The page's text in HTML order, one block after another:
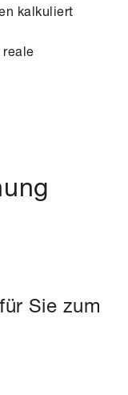
kalkuliert
reale
Sie zum